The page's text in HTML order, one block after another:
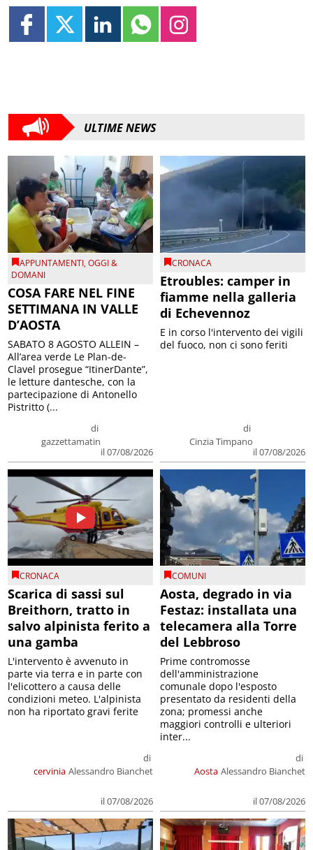
ULTIME NEWS
APPUNTAMENTI,OGGI &
DOMANI
COSA FARE NEL FINE
SETTIMANA IN VALLE
D’AOSTA
di
gazzettamatin
il 07/08/2026
SABATO 8 AGOSTO ALLEIN –
All’area verde Le Plan-de-
Clavel prosegue “ItinerDante”,
le letture dantesche, con la
partecipazione di Antonello
Pistritto (...
CRONACA
Etroubles: camper in
fiamme nella galleria
di Echevennoz
di
Cinzia Timpano
il 07/08/2026
E in corso l'intervento dei vigili
del fuoco, non ci sono feriti
CRONACA
Scarica di sassi sul
Breithorn, tratto in
salvo alpinista ferito a
una gamba
cervinia
di
Alessandro Bianchet
il 07/08/2026
L'intervento è avvenuto in
parte via terra e in parte con
l'elicottero a causa delle
condizioni meteo. L'alpinista
non ha riportato gravi ferite
COMUNI
Aosta, degrado in via
Festaz: installata una
telecamera alla Torre
del Lebbroso
Aosta
di
Alessandro Bianchet
il 07/08/2026
Prime contromosse
dell'amministrazione
comunale dopo l'esposto
presentato da residenti della
zona; promessi anche
maggiori controlli e ulteriori
inter...